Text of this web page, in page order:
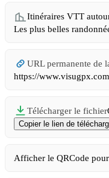
Itinéraires VTT
Les plus belles
URL permanente de
https://
Télécharger le fichier
Afficher le QRCode